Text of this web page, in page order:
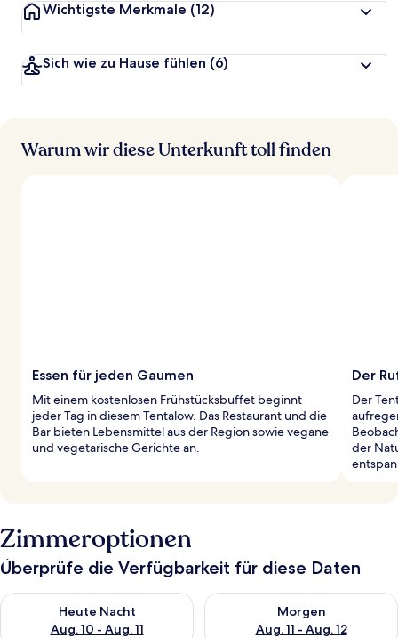
Wichtigste Merkmale (12)
Sich wie zu Hause fühlen (6)
Warum wir diese Unterkunft toll finden
Essen für jeden Gaumen
Mit einem kostenlosen Frühstücksbuffet beginnt
jeder Tag in diesem Tentalow. Das Restaurant und die
Bar bieten Lebensmittel aus der Region sowie vegane
und vegetarische Gerichte an.
Der
Der
der
Zimmeroptionen
Überprüfe die Verfügbarkeit für diese Daten
Heute Nacht
Aug. 10 - Aug. 11
Überprüfe die Verfügbarkeit für heute Nacht, Aug. 10 - Aug.
Morgen
Aug. 11 - Aug. 12
Überprüfe die Verfügbarkeit